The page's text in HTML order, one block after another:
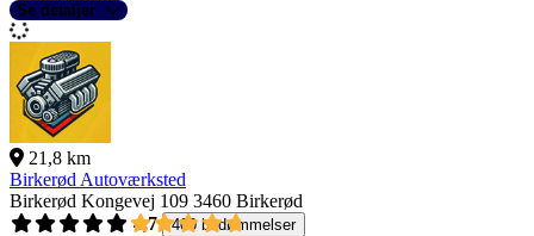
Se detaljer
21,8 km
Birkerød Autoværksted
Birkerød Kongevej 109 3460 Birkerød
4,7
400 bedømmelser